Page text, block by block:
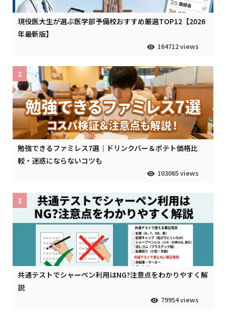
現役医大生が選ぶ医学部予備校おすすめ厳選TOP12【2026
年最新版】
164712 views
勉強できるファミレス7選｜ドリンクバー＆ポテト価格比
較・迷惑にならないコツも
103065 views
2
共通テストでシャーペン利用はNG?注意点をわかりやすく解
説
79954 views
3